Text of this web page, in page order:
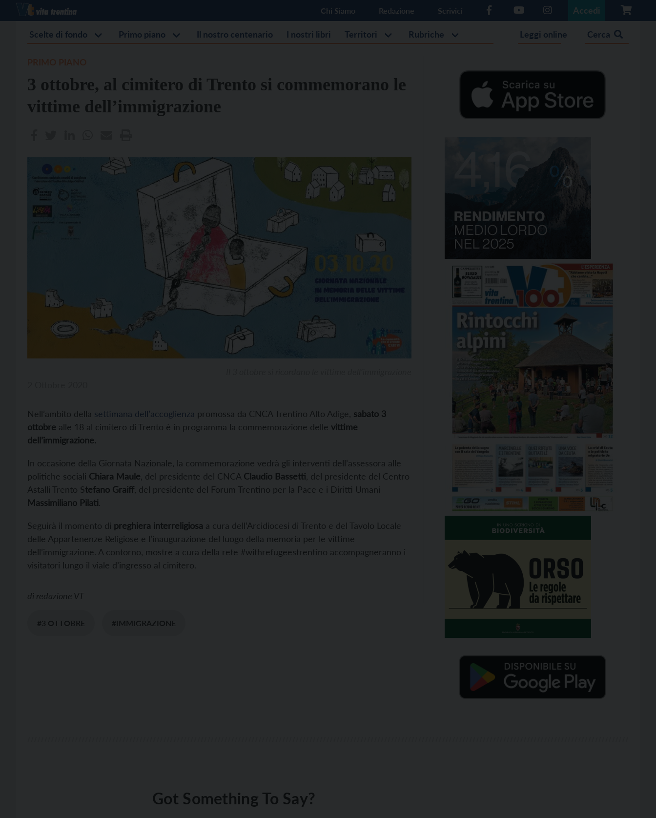
Chi Siamo Redazione Scrivici Accedi
Scelte di fondo Primo piano Il nostro centenario I nostri libri Territori Rubriche Leggi online Cerca
3 ottobre, al cimitero di Trento si commemorano le
vittime dell’immigrazione
Nell’ambito della settimana dell’accoglienza promossa da CNCA Trentino Alto Adige, sabato 3
ottobre alle 18 al cimitero di Trento è in programma la commemorazione delle vittime
dell’immigrazione.
In occasione della Giornata Nazionale, la commemorazione vedrà gli interventi dell’assessora alle
politiche sociali Chiara Maule , del presidente del CNCA Claudio Bassetti , del presidente del Centro
Astalli Trento Stefano Graiff , del presidente del Forum Trentino per la Pace e i Diritti Umani
Massimiliano Pilati.
Seguirà il momento di preghiera interreligiosa a cura dell’Arcidiocesi di Trento e del Tavolo Locale
delle Appartenenze Religiose e l’inaugurazione del luogo della memoria per le vittime
dell’immigrazione. A contorno, mostre a cura della rete #withrefugeestrentino accompagneranno i
visitatori lungo il viale d’ingresso al cimitero.
di redazione VT
#3 OTTOBRE #IMMIGRAZIONE
Got Something To Say?